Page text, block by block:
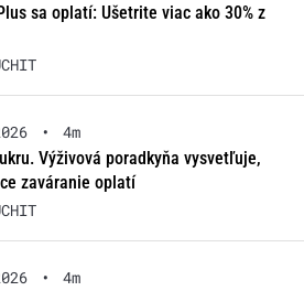
sa oplatí: Ušetrite viac ako 30% z
•
4m
Výživová poradkyňa vysvetľuje,
zaváranie oplatí
•
4m